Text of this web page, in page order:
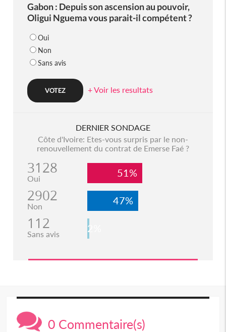
Gabon : Depuis son ascension au pouvoir,
Oligui Nguema vous parait-il compétent ?
Oui
Non
Sans avis
+ Voir les resultats
DERNIER SONDAGE
Côte d'Ivoire: Etes-vous surpris par le non-
renouvellement du contrat de Emerse Faé ?
3128
Oui 51%
2902
Non 47%
112
Sans avis 2%
0 Commentaire(s)